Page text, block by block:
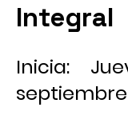
Integral
Inicia: